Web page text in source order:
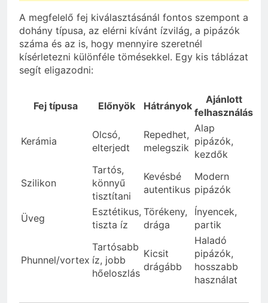
A megfelelő fej kiválasztásánál fontos szempont a
dohány típusa, az elérni kívánt ízvilág, a pipázók
száma és az is, hogy mennyire szeretnél
kísérletezni különféle tömésekkel. Egy kis táblázat
segít eligazodni:
Fej típusa Előnyök Hátrányok
Ajánlott
felhasználás
Kerámia
Olcsó,
elterjedt
Repedhet,
melegszik
Alap
pipázók,
kezdők
Szilikon
Tartós,
könnyű
tisztítani
Kevésbé
autentikus
Modern
pipázók
Üveg
Esztétikus,
tiszta íz
Törékeny,
drága
Ínyencek,
partik
Phunnel/vortex
Tartósabb
íz, jobb
hőeloszlás
Kicsit
drágább
Haladó
pipázók,
hosszabb
használat